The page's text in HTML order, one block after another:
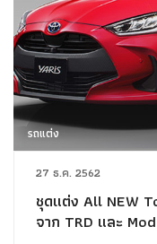
รถแต่ง
27 ธ.ค. 2562
ชุดแต่ง All NEW
จาก TRD และ